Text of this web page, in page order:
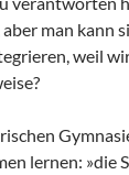
man kann
weil
lernen: »die